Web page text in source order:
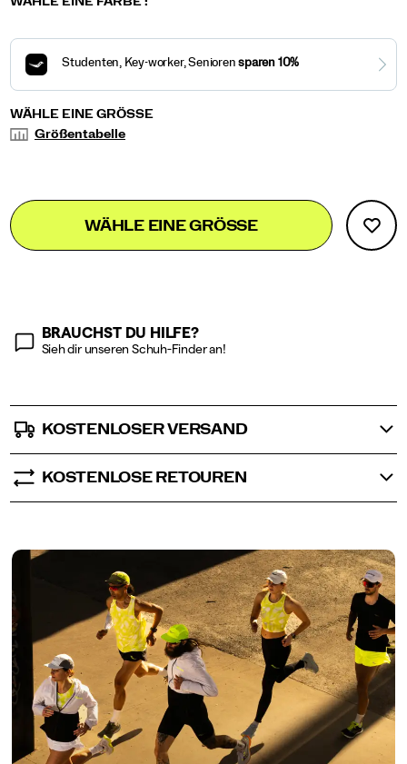
galaxy/60016W.html
Variations
Variations
WÄHLE EINE GRÖSSE
Größentabelle
Product
Actions
Add
to
cart
false
WÄHLE EINE GRÖSSE
BRAUCHST DU HILFE?
Sieh dir unseren Schuh-Finder an!
KOSTENLOSER VERSAND
KOSTENLOSE RETOUREN